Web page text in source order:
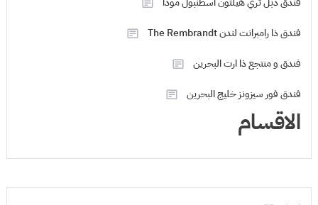
فندق ذا رامبرانت لندن The Rembrandt
فندق و منتجع ذا ارت البحرين
فندق فور سيزونز خليج البحرين
الاقسام